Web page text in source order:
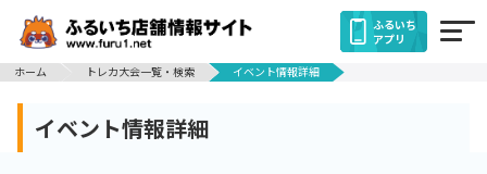
ふるいち
アプリ
ホーム
トレカ大会一覧・検索 イベント情報詳細
イベント情報詳細